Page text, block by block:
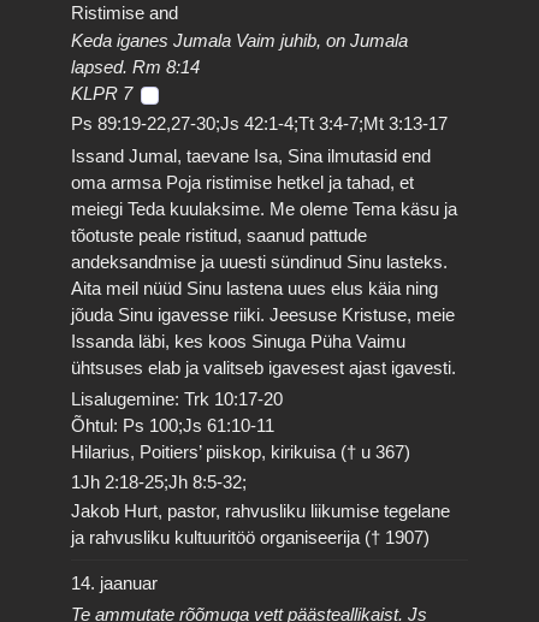
Ristimise and
Keda iganes Jumala Vaim juhib, on Jumala
lapsed. Rm 8:14
KLPR 7
Ps 89:19-22,27-30;Js 42:1-4;Tt 3:4-7;Mt 3:13-17
Issand Jumal, taevane Isa, Sina ilmutasid end
oma armsa Poja ristimise hetkel ja tahad, et
meiegi Teda kuulaksime. Me oleme Tema käsu ja
tõotuste peale ristitud, saanud pattude
andeksandmise ja uuesti sündinud Sinu lasteks.
Aita meil nüüd Sinu lastena uues elus käia ning
jõuda Sinu igavesse riiki. Jeesuse Kristuse, meie
Issanda läbi, kes koos Sinuga Püha Vaimu
ühtsuses elab ja valitseb igavesest ajast igavesti.
Lisalugemine: Trk 10:17-20
Õhtul: Ps 100;Js 61:10-11
Hilarius, Poitiers’ piiskop, kirikuisa († u 367)
1Jh 2:18-25;Jh 8:5-32;
Jakob Hurt, pastor, rahvusliku liikumise tegelane
ja rahvusliku kultuuritöö organiseerija († 1907)
14. jaanuar
Te ammutate rõõmuga vett päästeallikaist. Js